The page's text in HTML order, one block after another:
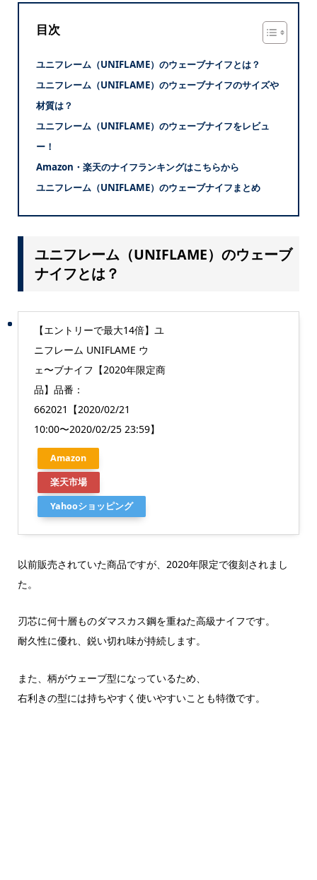
目次
ユニフレーム（UNIFLAME）のウェーブナイフとは？
ユニフレーム（UNIFLAME）のウェーブナイフのサイズや
材質は？
ユニフレーム（UNIFLAME）のウェーブナイフをレビュ
ー！
Amazon・楽天のナイフランキングはこちらから
ユニフレーム（UNIFLAME）のウェーブナイフまとめ
ユニフレーム（UNIFLAME）のウェーブ
ナイフとは？
【エントリーで最大14倍】ユ
ニフレーム UNIFLAME ウ
ェ〜ブナイフ【2020年限定商
品】品番：
662021【2020/02/21
10:00〜2020/02/25 23:59】
Amazon
楽天市場
Yahooショッピング
以前販売されていた商品ですが、2020年限定で復刻されまし
た。
刃芯に何十層ものダマスカス鋼を重ねた高級ナイフです。
耐久性に優れ、鋭い切れ味が持続します。
また、柄がウェーブ型になっているため、
右利きの型には持ちやすく使いやすいことも特徴です。